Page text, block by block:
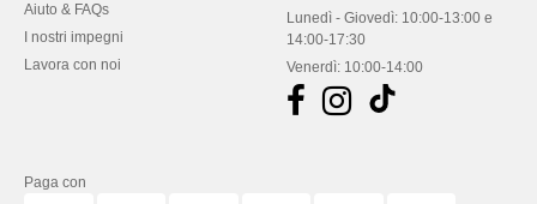
Aiuto & FAQs
I nostri impegni
Lavora con noi
Lunedì - Giovedì: 10:00-13:00 e
14:00-17:30
Venerdì: 10:00-14:00
Paga con